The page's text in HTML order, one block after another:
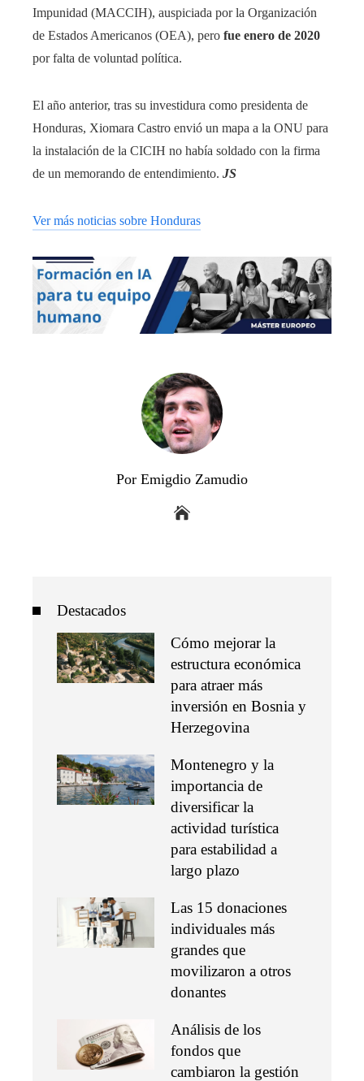
Impunidad (MACCIH), auspiciada por la Organización
de Estados Americanos (OEA), pero fue enero de 2020
por falta de voluntad política.
El año anterior, tras su investidura como presidenta de
Honduras, Xiomara Castro envió un mapa a la ONU para
la instalación de la CICIH no había soldado con la firma
de un memorando de entendimiento. JS
Ver más noticias sobre Honduras
Por Emigdio Zamudio
Destacados
Cómo mejorar la
estructura económica
para atraer más
inversión en Bosnia y
Herzegovina
Montenegro y la
importancia de
diversificar la
actividad turística
para estabilidad a
largo plazo
Las 15 donaciones
individuales más
grandes que
movilizaron a otros
donantes
Análisis de los
fondos que
cambiaron la gestión